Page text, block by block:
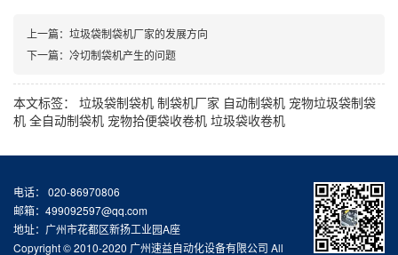
上一篇： 垃圾袋制袋机厂家的发展方向
下一篇： 冷切制袋机产生的问题
本文标签： 垃圾袋制袋机 制袋机厂家 自动制袋机 宠物垃圾袋制袋
机 全自动制袋机 宠物拾便袋收卷机 垃圾袋收卷机
电话： 020-86970806
邮箱：499092597@qq.com
地址：广州市花都区新扬工业园A座
Copyright © 2010-2020 广州速益自动化设备有限公司 All